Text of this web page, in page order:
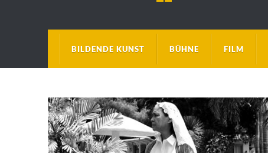
BILDENDE KUNST BÜHNE FILM